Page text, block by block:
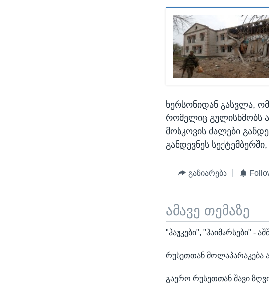
ხერსონიდან გასვლა,
რომელიც გულისხმობს
მოსკოვის ძალები
განდევნეს
გაზიარება
ამავე თემაზე
"ჰაუკები", "ჰაიმარსები" -
რუსეთთან მოლაპარაკება
გაერო რუსეთთან შავი